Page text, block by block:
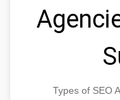
Types of SEO